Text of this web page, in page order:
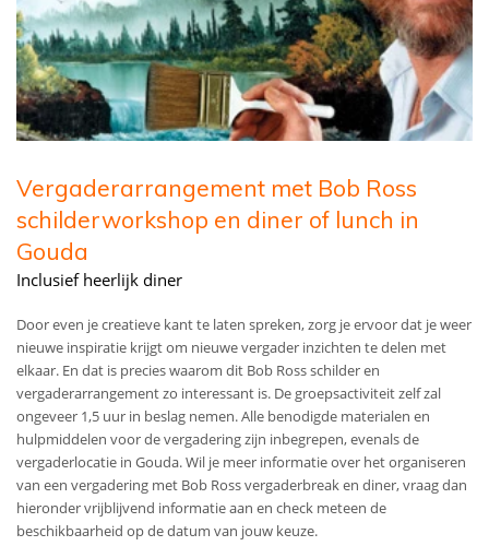
Vergaderarrangement met Bob Ross
schilderworkshop en diner of lunch in
Gouda
Inclusief heerlijk diner
Door even je creatieve kant te laten spreken, zorg je ervoor dat je weer
nieuwe inspiratie krijgt om nieuwe vergader inzichten te delen met
elkaar. En dat is precies waarom dit Bob Ross schilder en
vergaderarrangement zo interessant is. De groepsactiviteit zelf zal
ongeveer 1,5 uur in beslag nemen. Alle benodigde materialen en
hulpmiddelen voor de vergadering zijn inbegrepen, evenals de
vergaderlocatie in Gouda. Wil je meer informatie over het organiseren
van een vergadering met Bob Ross vergaderbreak en diner, vraag dan
hieronder vrijblijvend informatie aan en check meteen de
beschikbaarheid op de datum van jouw keuze.